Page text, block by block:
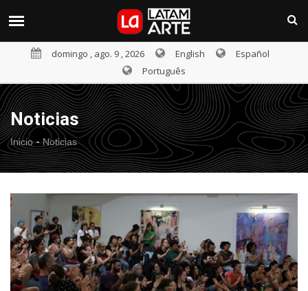
domingo , ago. 9 , 2026 English
Español
Português
Noticias
Inicio- Noticias